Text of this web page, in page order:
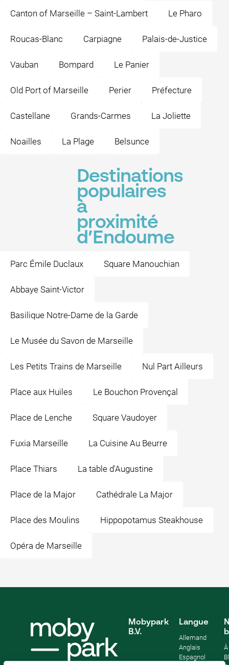
Canton of Marseille – Saint-Lambert Le Pharo
Roucas-Blanc Carpiagne Palais-de-Justice
Vauban Bompard Le Panier
Old Port of Marseille Perier Préfecture
Castellane Grands-Carmes La Joliette
Noailles La Plage Belsunce
Destinations
populaires
à
proximité
d’Endoume
Parc Émile Duclaux Square Manouchian
Abbaye Saint-Victor
Basilique Notre-Dame de la Garde
Le Musée du Savon de Marseille
Les Petits Trains de Marseille Nul Part Ailleurs
Place aux Huiles Le Bouchon Provençal
Place de Lenche Square Vaudoyer
Fuxia Marseille La Cuisine Au Beurre
Place Thiars La table d'Augustine
Place de la Major Cathédrale La Major
Place des Moulins Hippopotamus Steakhouse
Opéra de Marseille
Mobypark
B.V.
Langue
Allemand
Anglais
Espagnol